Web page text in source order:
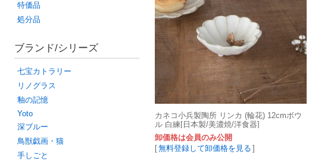
特価品
処分品
ブランド/シリーズ
七宝カトラリー
リノグラス
釉の記憶
Yoto
深ブルー
鳥獣戯画・猫
手しごと
カネコ小兵製陶所 リンカ (輪花) 12cmボウ
ル 白練[日本製/美濃焼/洋食器]
卸価格は会員のみ公開
[無料登録して卸価格を見る ]